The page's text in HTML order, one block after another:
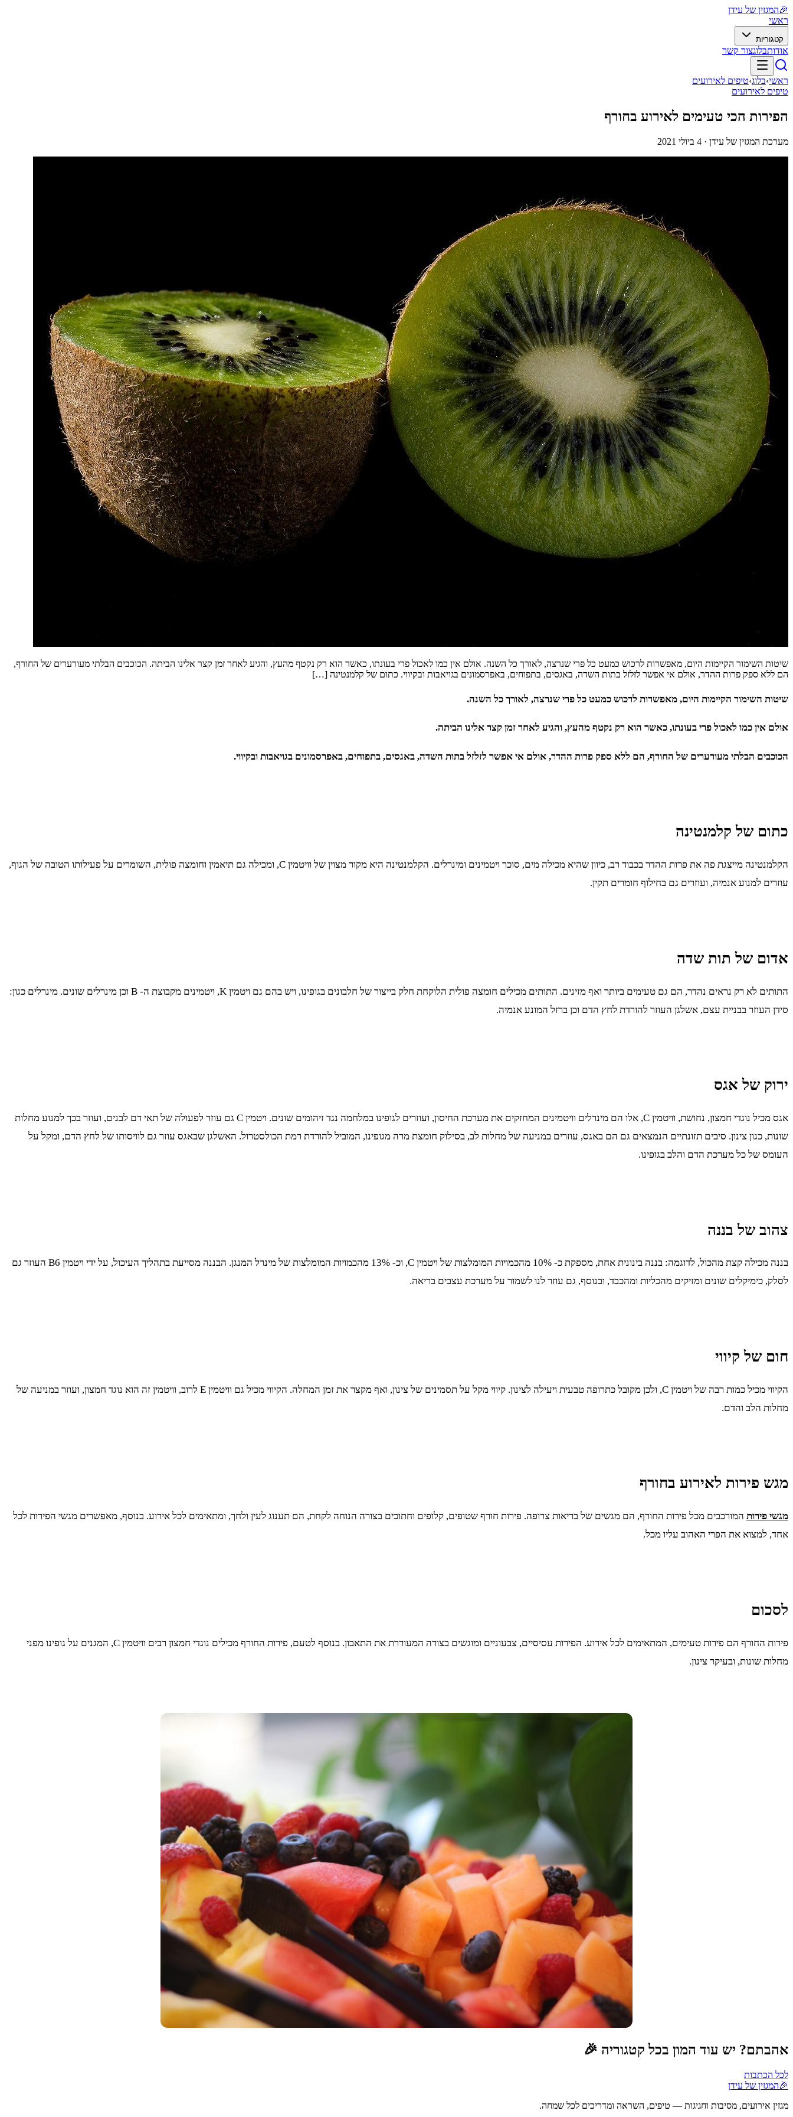
🎉המגזין של עידן
ראשי
קטגוריות
אודותבלוגצור קשר
ראשי›בלוג›טיפים לאירועים
טיפים לאירועים
הפירות הכי טעימים לאירוע בחורף
מערכת המגזין של עידן · 4 ביולי 2021
שיטות השימור הקיימות היום, מאפשרות לרכוש כמעט כל פרי שנרצה, לאורך כל השנה. אולם אין כמו לאכול פרי בעונתו, כאשר הוא רק נקטף מהעץ, והגיע לאחר זמן קצר אלינו הביתה. הכוכבים הבלתי מעורערים של החורף,
הם ללא ספק פרות ההדר, אולם אי אפשר לזלזל בתות השדה, באגסים, בתפוחים, באפרסמונים בגויאבות ובקיווי. כתום של קלמנטינה […]
שיטות השימור הקיימות היום, מאפשרות לרכוש כמעט כל פרי שנרצה, לאורך כל השנה.
אולם אין כמו לאכול פרי בעונתו, כאשר הוא רק נקטף מהעץ, והגיע לאחר זמן קצר אלינו הביתה.
הכוכבים הבלתי מעורערים של החורף, הם ללא ספק פרות ההדר, אולם אי אפשר לזלזל בתות השדה, באגסים, בתפוחים, באפרסמונים בגויאבות ובקיווי.
כתום של קלמנטינה
הקלמנטינה מייצגת פה את פרות ההדר בכבוד רב, כיוון שהיא מכילה מים, סוכר ויטמינים ומינרלים. הקלמנטינה היא מקור מצוין של וויטמין C, ומכילה גם תיאמין וחומצה פולית, השומרים על פעילותו הטובה של הגוף,
עוזרים למנוע אנמיה, ועוזרים גם בחילוף חומרים תקין.
אדום של תות שדה
התותים לא רק נראים נהדר, הם גם טעימים ביותר ואף מזינים. התותים מכילים חומצה פולית הלוקחת חלק בייצור של חלבונים בגופינו, ויש בהם גם ויטמין K, ויטמינים מקבוצת ה- B וכן מינרלים שונים. מינרלים כגון:
סידן העוזר בבניית עצם, אשלגן העוזר להורדת לחץ הדם וכן ברזל המונע אנמיה.
ירוק של אגס
אגס מכיל נוגדי חמצון, נחושת, וויטמין C, אלו הם מינרלים וויטמינים המחזקים את מערכת החיסון, ועוזרים לגופינו במלחמה נגד זיהומים שונים. ויטמין C גם עוזר לפעולה של תאי דם לבנים, ועוזר בכך למנוע מחלות
שונות, כגון צינון. סיבים תזונתיים הנמצאים גם הם באגס, עוזרים במניעה של מחלות לב, בסילוק חומצת מרה מגופינו, המוביל להורדת רמת הכולסטרול. האשלגן שבאגס עוזר גם לוויסותו של לחץ הדם, ומקל על
העומס של כל מערכת הדם והלב בגופינו.
צהוב של בננה
בננה מכילה קצת מהכול, לדוגמה: בננה בינונית אחת, מספקת כ- 10% מהכמויות המומלצות של ויטמין C, וכ- 13% מהכמויות המומלצות של מינרל המנגן. הבננה מסייעת בתהליך העיכול, על ידי ויטמין B6 העוזר גם
לסלק, כימיקלים שונים ומזיקים מהכליות ומהכבד, ובנוסף, גם עוזר לנו לשמור על מערכת עצבים בריאה.
חום של קיווי
הקיווי מכיל כמות רבה של ויטמין C, ולכן מקובל כתרופה טבעית ויעילה לצינון. קיווי מקל על תסמינים של צינון, ואף מקצר את זמן המחלה. הקיווי מכיל גם וויטמין E לרוב, וויטמין זה הוא נוגד חמצון, ועוזר במניעה של
מחלות הלב והדם.
מגש פירות לאירוע בחורף
מגשי פירות המורכבים מכל פירות החורף, הם מגשים של בריאות צרופה. פירות חורף שטופים, קלופים וחתוכים בצורה הנוחה לקחת, הם תענוג לעין ולחך, ומתאימים לכל אירוע. בנוסף, מאפשרים מגשי הפירות לכל
אחד, למצוא את הפרי האהוב עליו מכל.
לסכום
פירות החורף הם פירות טעימים, המתאימים לכל אירוע. הפירות עסיסיים, צבעוניים ומוגשים בצורה המעוררת את התאבון. בנוסף לטעם, פירות החורף מכילים נוגדי חמצון רבים וויטמין C, המגנים על גופינו מפני
מחלות שונות, ובעיקר צינון.
אהבתם? יש עוד המון בכל קטגוריה 🎉
לכל הכתבות
🎉המגזין של עידן
מגזין אירועים, מסיבות וחגיגות — טיפים, השראה ומדריכים לכל שמחה.